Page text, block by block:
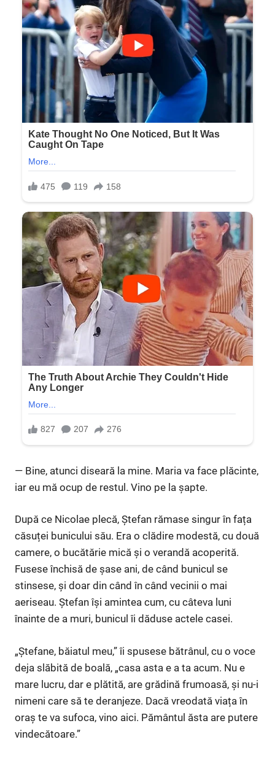
— Bine, atunci diseară la mine. Maria va face plăcinte,
iar eu mă ocup de restul. Vino pe la șapte.
După ce Nicolae plecă, Ștefan rămase singur în fața
căsuței bunicului său. Era o clădire modestă, cu două
camere, o bucătărie mică și o verandă acoperită.
Fusese închisă de șase ani, de când bunicul se
stinsese, și doar din când în când vecinii o mai
aeriseau. Ștefan își amintea cum, cu câteva luni
înainte de a muri, bunicul îi dăduse actele casei.
„Ștefane, băiatul meu,” îi spusese bătrânul, cu o voce
deja slăbită de boală, „casa asta e a ta acum. Nu e
mare lucru, dar e plătită, are grădină frumoasă, și nu-i
nimeni care să te deranjeze. Dacă vreodată viața în
oraș te va sufoca, vino aici. Pământul ăsta are putere
vindecătoare.”